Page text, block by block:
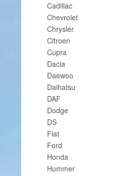
Cadillac
Chevrolet
Chrysler
Citroen
Cupra
Dacia
Daewoo
Daihatsu
DAF
Dodge
DS
Fiat
Ford
Honda
Hummer